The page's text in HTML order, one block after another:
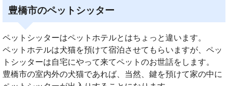
豊橋市のペットシッター
ペットシッターはペットホテルとはちょっと違います。
ペットホテルは犬猫を預けて宿泊させてもらいますが、ペッ
トシッターは自宅にやって来てペットのお世話をします。
豊橋市の室内外の犬猫であれば、当然、鍵を預けて家の中に